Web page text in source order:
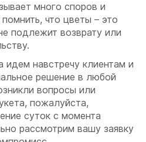
много споров и
что цветы – это
подлежит возврату или
идем навстречу клиентам и
решение в любой
вопросы или
пожалуйста,
суток с момента
рассмотрим вашу заявку